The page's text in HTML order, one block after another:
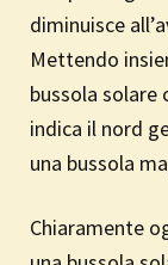
diminuisce
Mettendo
bussola solare
indica il nord
una bussola
Chiaramente